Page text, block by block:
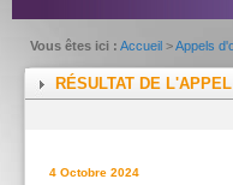
Vous êtes ici : Accueil >Appels
RÉSULTAT DE
4 Octobre 2024